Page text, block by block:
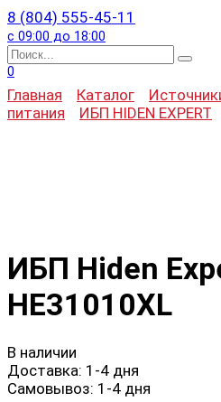
8 (804) 555-45-11
с 09:00 до 18:00
Search
for:
0
Главная Каталог
питания
ИБП HIDEN EXPERT
ИБП Hiden
HE31010XL
В наличии
Доставка: 1-4 дня
Самовывоз: 1-4 дня